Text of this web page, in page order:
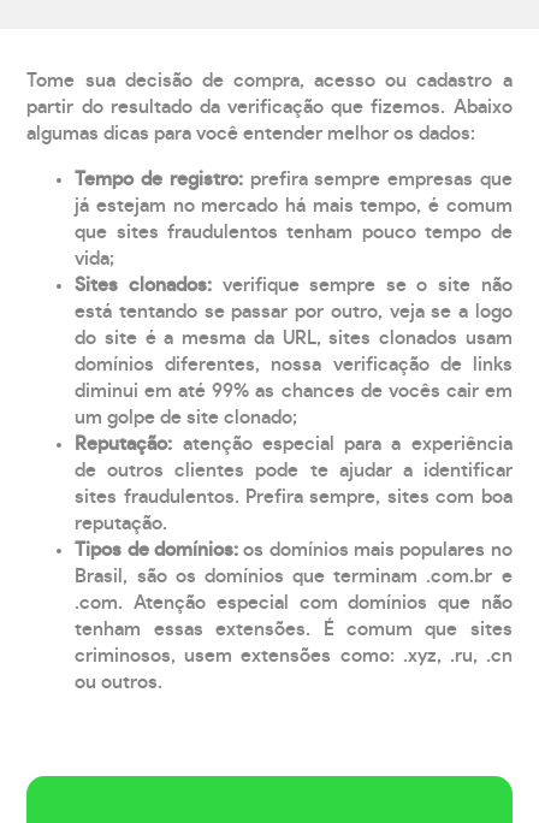
Tome sua decisão de compra, acesso ou cadastro a
partir do resultado da verificação que fizemos. Abaixo
algumas dicas para você entender melhor os dados:
Tempo de registro: prefira sempre empresas que
já estejam no mercado há mais tempo, é comum
que sites fraudulentos tenham pouco tempo de
vida;
Sites clonados: verifique sempre se o site não
está tentando se passar por outro, veja se a logo
do site é a mesma da URL, sites clonados usam
domínios diferentes, nossa verificação de links
diminui em até 99% as chances de vocês cair em
um golpe de site clonado;
Reputação: atenção especial para a experiência
de outros clientes pode te ajudar a identificar
sites fraudulentos. Prefira sempre, sites com boa
reputação.
Tipos de domínios:os domínios mais populares no
Brasil, são os domínios que terminam .com.br e
.com. Atenção especial com domínios que não
tenham essas extensões. É comum que sites
criminosos, usem extensões como: .xyz, .ru, .cn
ou outros.